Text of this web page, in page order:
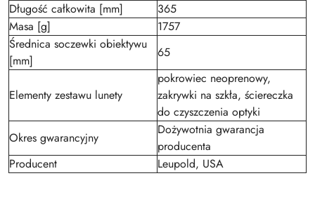
Długość całkowita [mm]
365
Masa [g]
1757
Średnica soczewki obiektywu
[mm]
65
Elementy zestawu lunety
pokrowiec neoprenowy,
zakrywki na szkła, ściereczka
do czyszczenia optyki
Okres gwarancyjny
Dożywotnia gwarancja
producenta
Producent
Leupold, USA